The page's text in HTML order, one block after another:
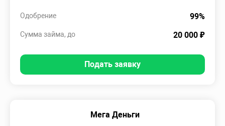
99%
Одобрение
20 000 ₽
Сумма займа, до
Подать заявку
Мега Деньги